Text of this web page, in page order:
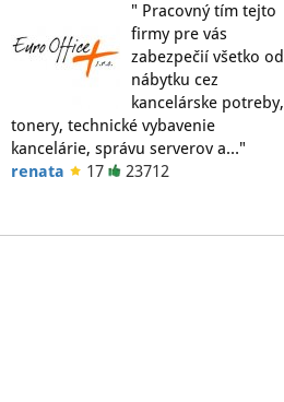
" Pracovný tím tejto
firmy pre vás
zabezpečií všetko od
nábytku cez
kancelárske potreby,
tonery, technické vybavenie
kancelárie, správu serverov a…"
renata
17 23712